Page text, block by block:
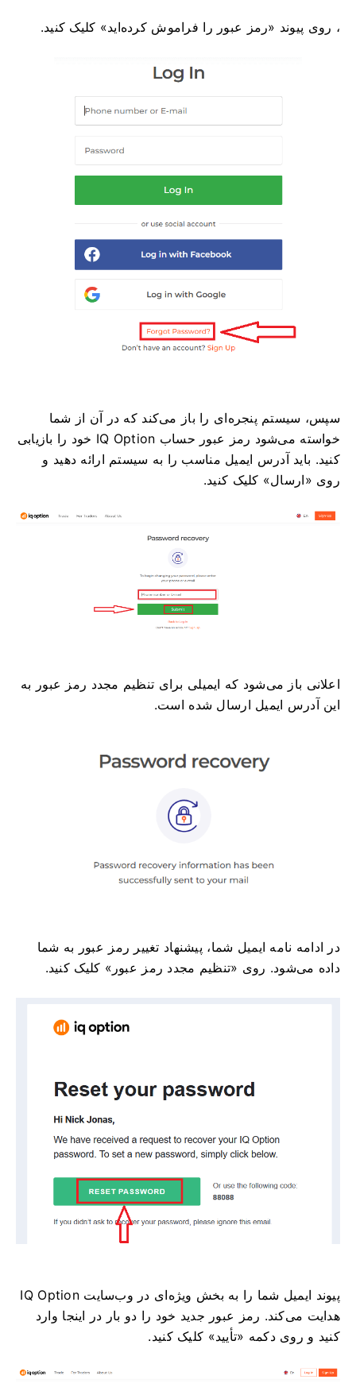
، روی پیوند «رمز عبور را فراموش کرده‌اید» کلیک کنید.
سپس، سیستم پنجره‌ای را باز می‌کند که در آن از شما
خواسته می‌شود رمز عبور حساب IQ Option خود را بازیابی
کنید. باید آدرس ایمیل مناسب را به سیستم ارائه دهید و
روی «ارسال» کلیک کنید.
اعلانی باز می‌شود که ایمیلی برای تنظیم مجدد رمز عبور به
این آدرس ایمیل ارسال شده است.
در ادامه نامه ایمیل شما، پیشنهاد تغییر رمز عبور به شما
داده می‌شود. روی «تنظیم مجدد رمز عبور» کلیک کنید.
پیوند ایمیل شما را به بخش ویژه‌ای در وب‌سایت IQ Option
هدایت می‌کند. رمز عبور جدید خود را دو بار در اینجا وارد
کنید و روی دکمه «تأیید» کلیک کنید.